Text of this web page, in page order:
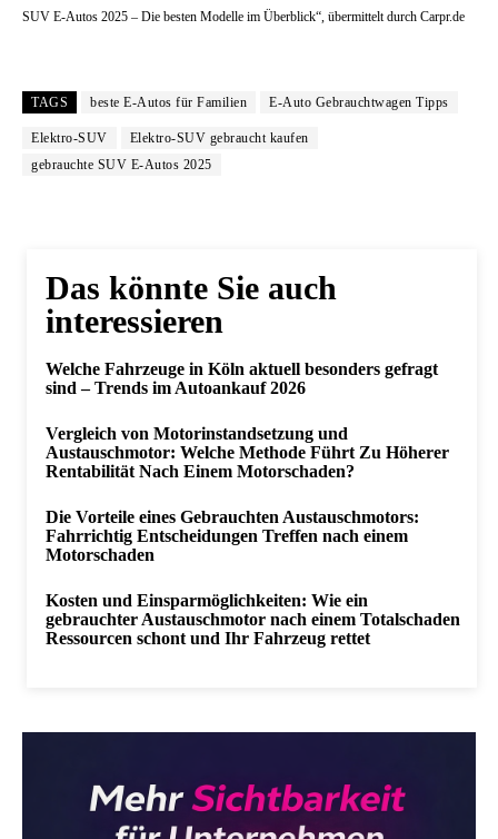
SUV E-Autos 2025 – Die besten Modelle im Überblick“, übermittelt durch Carpr.de
TAGS beste E-Autos für Familien E-Auto Gebrauchtwagen Tipps
Elektro-SUV
Elektro-SUV gebraucht kaufen
gebrauchte SUV E-Autos 2025
Das könnte Sie auch
interessieren
Welche Fahrzeuge in Köln aktuell besonders gefragt
sind – Trends im Autoankauf 2026
Vergleich von Motorinstandsetzung und
Austauschmotor: Welche Methode Führt Zu Höherer
Rentabilität Nach Einem Motorschaden?
Die Vorteile eines Gebrauchten Austauschmotors:
Fahrrichtig Entscheidungen Treffen nach einem
Motorschaden
Kosten und Einsparmöglichkeiten: Wie ein
gebrauchter Austauschmotor nach einem Totalschaden
Ressourcen schont und Ihr Fahrzeug rettet